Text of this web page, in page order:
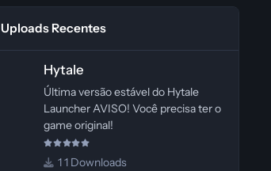
Uploads Recentes
Hytale
Última versão estável do Hytale
Launcher AVISO! Você precisa ter o
game original!
1 Downloads